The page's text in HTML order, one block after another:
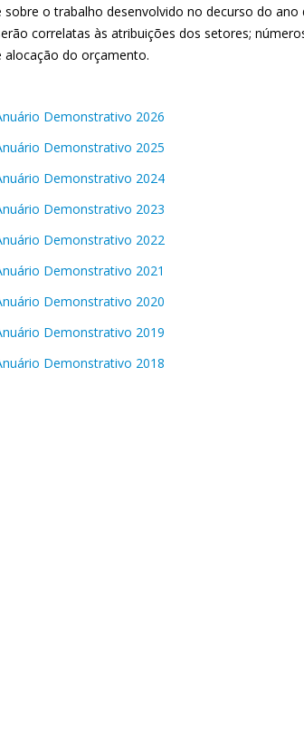
sobre o trabalho desenvolvido no decurso do
correlatas às atribuições dos setores;
alocação do orçamento.
Demonstrativo 2026
Demonstrativo 2025
Demonstrativo 2024
Demonstrativo 2023
Demonstrativo 2022
Demonstrativo 2021
Demonstrativo 2020
Demonstrativo 2019
Demonstrativo 2018